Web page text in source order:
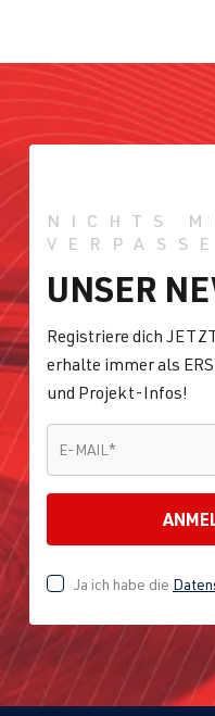
NICHTS
UNSER
Registriere dich
erhalte immer als
und Projekt-Infos!
E-MAIL *
Ja ich habe die